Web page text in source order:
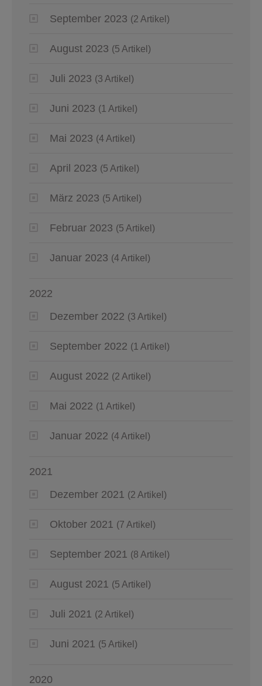
September 2023 (2 Artikel)
August 2023 (5 Artikel)
Juli 2023 (3 Artikel)
Juni 2023 (1 Artikel)
Mai 2023 (4 Artikel)
April 2023 (5 Artikel)
März 2023 (5 Artikel)
Februar 2023 (5 Artikel)
Januar 2023 (4 Artikel)
2022
Dezember 2022 (3 Artikel)
September 2022 (1 Artikel)
August 2022 (2 Artikel)
Mai 2022 (1 Artikel)
Januar 2022 (4 Artikel)
2021
Dezember 2021 (2 Artikel)
Oktober 2021 (7 Artikel)
September 2021 (8 Artikel)
August 2021 (5 Artikel)
Juli 2021 (2 Artikel)
Juni 2021 (5 Artikel)
2020